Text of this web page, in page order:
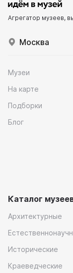
Агрегатор музеев,
Москва
Музеи
На карте
Подборки
Блог
Каталог
Архитектурные
Исторические
Краеведческие